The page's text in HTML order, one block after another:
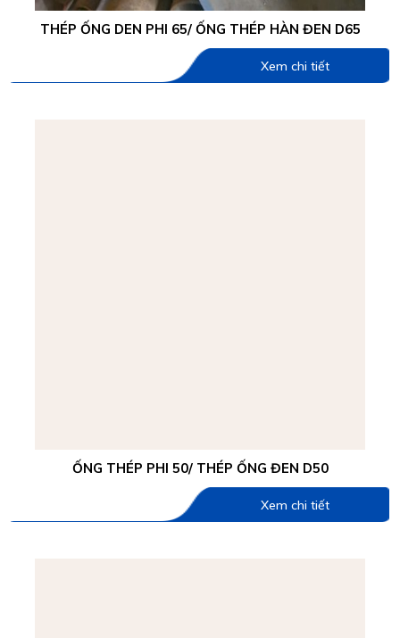
THÉP ỐNG DEN PHI 65/ ỐNG THÉP HÀN ĐEN D65
Xem chi tiết
ỐNG THÉP PHI 50/ THÉP ỐNG ĐEN D50
Xem chi tiết